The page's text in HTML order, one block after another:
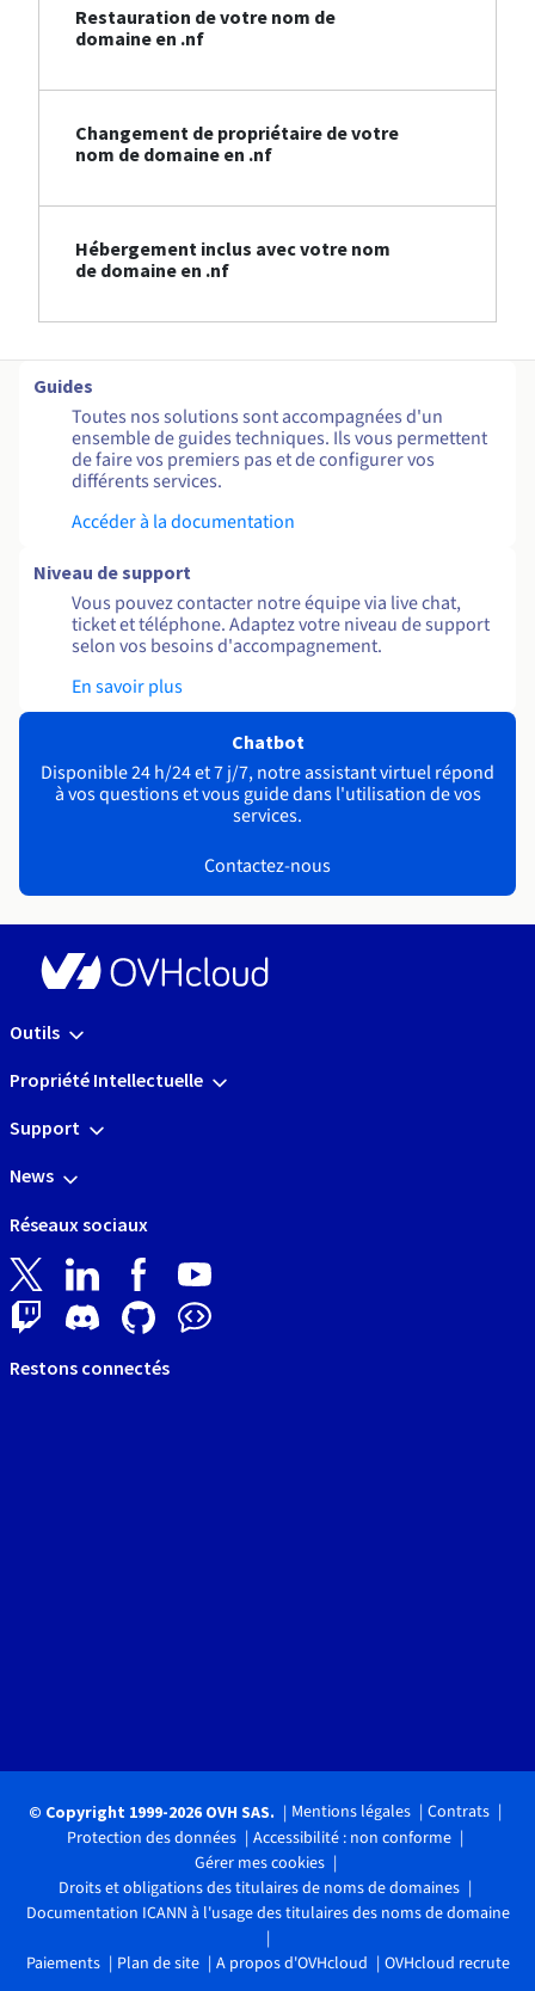
Restauration de votre nom de
domaine en .nf
Changement de propriétaire de votre
nom de domaine en .nf
Hébergement inclus avec votre nom
de domaine en .nf
Guides
Toutes nos solutions sont accompagnées d'un
ensemble de guides techniques. Ils vous permettent
de faire vos premiers pas et de configurer vos
différents services.
Accéder à la documentation
Niveau de support
Vous pouvez contacter notre équipe via live chat,
ticket et téléphone. Adaptez votre niveau de support
selon vos besoins d'accompagnement.
En savoir plus
Chatbot
Disponible 24 h/24 et 7 j/7, notre assistant virtuel répond
à vos questions et vous guide dans l'utilisation de vos
services.
Contactez-nous
Outils
Propriété Intellectuelle
Support
News
Réseaux sociaux
Restons connectés
© Copyright 1999-2026 OVH SAS. Mentions légales
Contrats
Protection des données
Accessibilité : non conforme
Gérer mes cookies
Droits et obligations des titulaires de noms de domaines
Documentation ICANN à l'usage des titulaires des noms de domaine
Paiements Plan de site A propos d'OVHcloud OVHcloud recrute